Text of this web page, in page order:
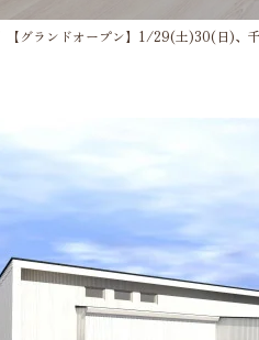
【グランドオープン】1/29(土)30(日)、